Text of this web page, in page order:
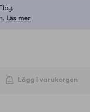
Läs mer
Lägg i varukorgen